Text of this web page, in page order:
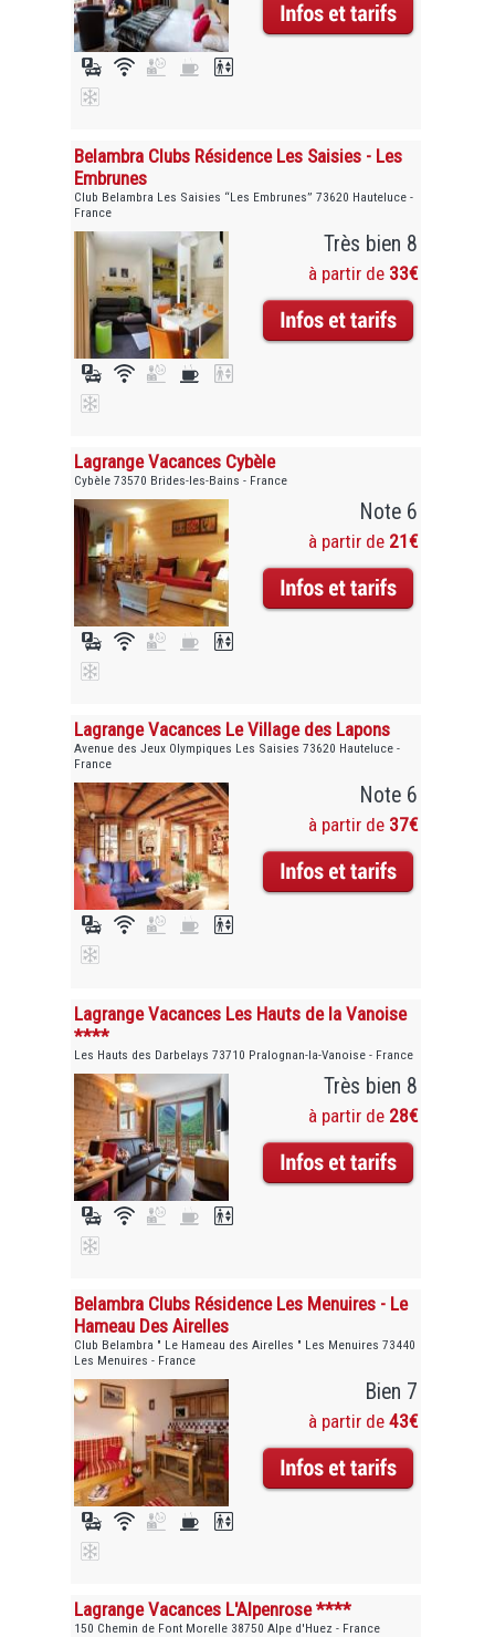
Belambra Clubs Résidence Les Saisies - Les
Embrunes
Club Belambra Les Saisies “Les Embrunes” 73620 Hauteluce -
France
Très bien 8
à partir de 33€
Lagrange Vacances Cybèle
Cybèle 73570 Brides-les-Bains - France
Note 6
à partir de 21€
Lagrange Vacances Le Village des Lapons
Avenue des Jeux Olympiques Les Saisies 73620 Hauteluce -
France
Note 6
à partir de 37€
Lagrange Vacances Les Hauts de la Vanoise
****
Les Hauts des Darbelays 73710 Pralognan-la-Vanoise - France
Très bien 8
à partir de 28€
Belambra Clubs Résidence Les Menuires - Le
Hameau Des Airelles
Club Belambra " Le Hameau des Airelles " Les Menuires 73440
Les Menuires - France
Bien 7
à partir de 43€
Lagrange Vacances L'Alpenrose ****
150 Chemin de Font Morelle 38750 Alpe d'Huez - France